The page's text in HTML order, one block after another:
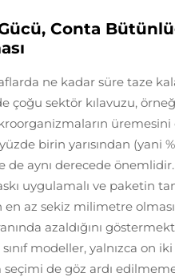
Conta
ne kadar süre taze
çoğu sektör kılavuzu,
üremesini
birin yarısından (yani
aynı derecede önemlidir.
uygulamalı ve paketin
az sekiz milimetre olması
azaldığını
modeller, yalnızca on
de göz ardı